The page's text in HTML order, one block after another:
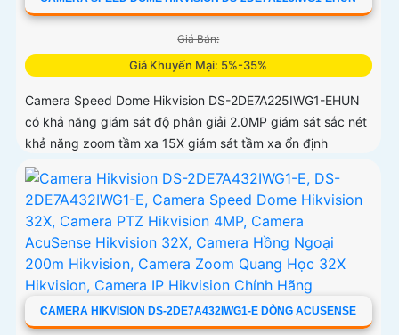
Giá Bán:
Giá Khuyến Mại: 5%-35%
Camera Speed Dome Hikvision DS-2DE7A225IWG1-EHUN
có khả năng giám sát độ phân giải 2.0MP giám sát sắc nét
khả năng zoom tầm xa 15X giám sát tầm xa ổn định
CAMERA HIKVISION DS-2DE7A432IWG1-E DÒNG ACUSENSE